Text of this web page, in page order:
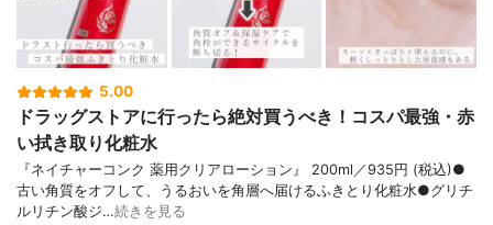
5.00
ドラッグストアに行ったら絶対買うべき！コスパ最強・赤
い拭き取り化粧水
『ネイチャーコンク 薬用クリアローション』 200ml／935円 (税込)●
古い角質をオフして、うるおいを角層へ届けるふきとり化粧水●グリチ
ルリチン酸ジ…続きを見る